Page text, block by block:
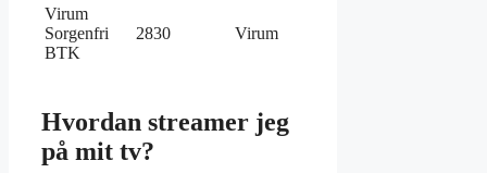
Virum
Sorgenfri
BTK
2830 Virum
Hvordan streamer jeg
på mit tv?